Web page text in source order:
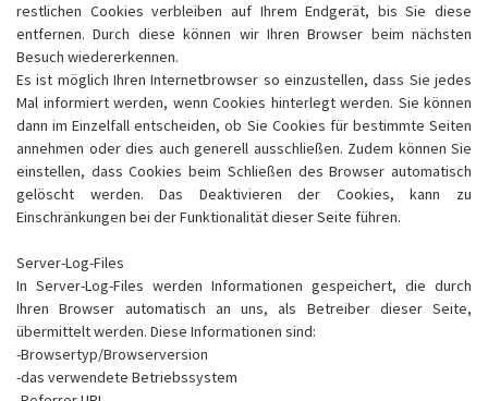
restlichen Cookies verbleiben auf Ihrem Endgerät, bis Sie diese
entfernen. Durch diese können wir Ihren Browser beim nächsten
Besuch wiedererkennen.
Es ist möglich Ihren Internetbrowser so einzustellen, dass Sie jedes
Mal informiert werden, wenn Cookies hinterlegt werden. Sie können
dann im Einzelfall entscheiden, ob Sie Cookies für bestimmte Seiten
annehmen oder dies auch generell ausschließen. Zudem können Sie
einstellen, dass Cookies beim Schließen des Browser automatisch
gelöscht werden. Das Deaktivieren der Cookies, kann zu
Einschränkungen bei der Funktionalität dieser Seite führen.
Server-Log-Files
In Server-Log-Files werden Informationen gespeichert, die durch
Ihren Browser automatisch an uns, als Betreiber dieser Seite,
übermittelt werden. Diese Informationen sind:
-Browsertyp/Browserversion
-das verwendete Betriebssystem